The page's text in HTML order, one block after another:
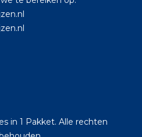
in 1 Pakket. Alle rechten